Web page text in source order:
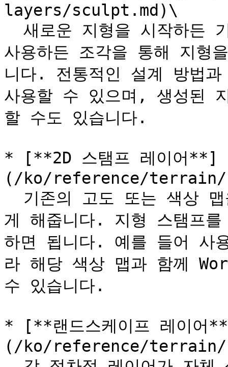
layers/sculpt.md)\
사용하든 조각을 통해 지형
니다. 전통적인 설계 방법
사용할 수 있으며, 생성된
할 수도 있습니다.
* [**2D 스탬프 레이어**]
(/ko/reference/terrain/
게 해줍니다. 지형 스탬프
하면 됩니다. 예를 들어 사
라 해당 색상 맵과 함께
수 있습니다.
* [**랜드스케이프 레이어
(/ko/reference/terrain/